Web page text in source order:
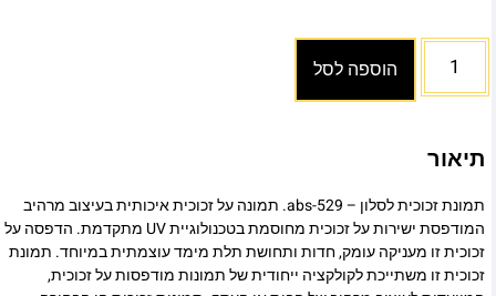
הוספה לסל
תיאור
תמונת זכוכית לסלון – abs-529. תמונה על זכוכית איכותית בעיצוב מרהיב
המודפסת ישירות על זכוכית מחוסמת בטכנולוגיית UV מתקדמת. הדפסה על
זכוכית זו מעניקה עומק, חדות ותחושת תלת מימד עוצמתית במיוחד. תמונת
זכוכית זו משתייכת לקולקציה ייחודית של תמונות מודפסות על זכוכית,